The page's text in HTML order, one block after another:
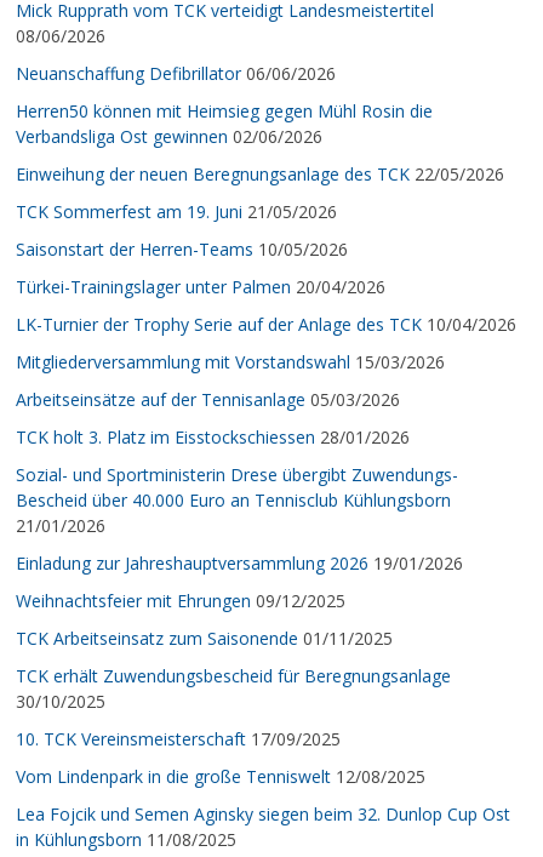
Mick Rupprath vom TCK verteidigt Landesmeistertitel
08/06/2026
Neuanschaffung Defibrillator 06/06/2026
Herren50 können mit Heimsieg gegen Mühl Rosin die
Verbandsliga Ost gewinnen 02/06/2026
Einweihung der neuen Beregnungsanlage des TCK 22/05/2026
TCK Sommerfest am 19. Juni 21/05/2026
Saisonstart der Herren-Teams 10/05/2026
Türkei-Trainingslager unter Palmen 20/04/2026
LK-Turnier der Trophy Serie auf der Anlage des TCK 10/04/2026
Mitgliederversammlung mit Vorstandswahl 15/03/2026
Arbeitseinsätze auf der Tennisanlage 05/03/2026
TCK holt 3. Platz im Eisstockschiessen 28/01/2026
Sozial- und Sportministerin Drese übergibt Zuwendungs-
Bescheid über 40.000 Euro an Tennisclub Kühlungsborn
21/01/2026
Einladung zur Jahreshauptversammlung 2026 19/01/2026
Weihnachtsfeier mit Ehrungen 09/12/2025
TCK Arbeitseinsatz zum Saisonende 01/11/2025
TCK erhält Zuwendungsbescheid für Beregnungsanlage
30/10/2025
10. TCK Vereinsmeisterschaft 17/09/2025
Vom Lindenpark in die große Tenniswelt 12/08/2025
Lea Fojcik und Semen Aginsky siegen beim 32. Dunlop Cup Ost
in Kühlungsborn 11/08/2025